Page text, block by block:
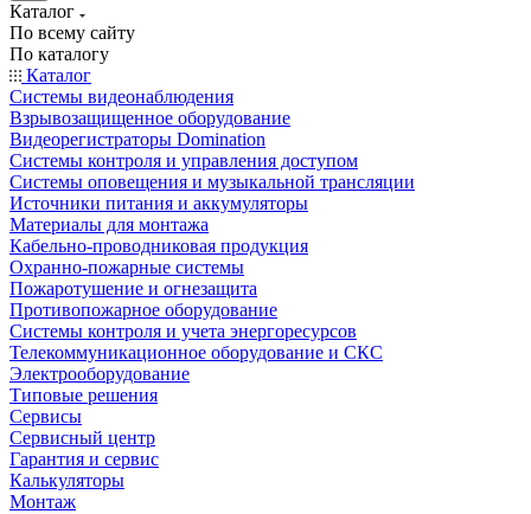
Каталог
По всему сайту
По каталогу
Каталог
Системы видеонаблюдения
Взрывозащищенное оборудование
Видеорегистраторы Domination
Системы контроля и управления доступом
Системы оповещения и музыкальной трансляции
Источники питания и аккумуляторы
Материалы для монтажа
Кабельно-проводниковая продукция
Охранно-пожарные системы
Пожаротушение и огнезащита
Противопожарное оборудование
Системы контроля и учета энергоресурсов
Телекоммуникационное оборудование и СКС
Электрооборудование
Типовые решения
Сервисы
Сервисный центр
Гарантия и сервис
Калькуляторы
Монтаж